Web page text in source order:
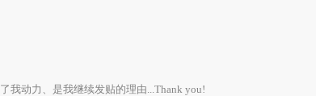
我动力、是我继续发贴的理由...Thank you!